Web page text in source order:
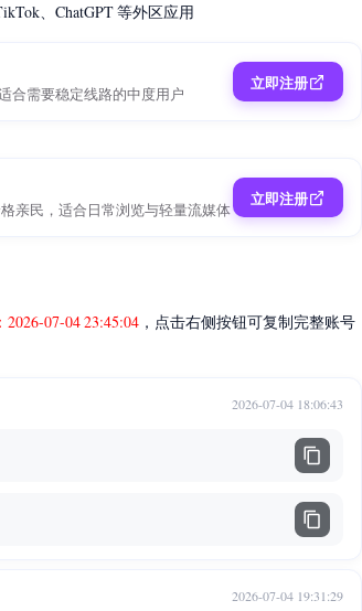
、ChatGPT 等外区应用
合需要稳定线路的中度用户
立即注册
亲民，适合日常浏览与轻量流媒体
立即注册
07-04 23:45:04 ，点击右侧按钮可复制完整账号
2026-07-04 18:06:43
2026-07-04 19:31:29